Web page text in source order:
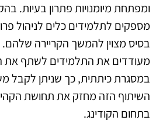
ומפתחת מיומנויות פתרון בעיות.
מספקים לתלמידים כלים לניהול
בסיס מצוין להמשך הקריירה שלהם.
מעודדים את התלמידים לשתף את
במסגרת כיתתית, כך שניתן לקבל
השיתוף הזה מחזק את תחושת
בתחום הקודינג.